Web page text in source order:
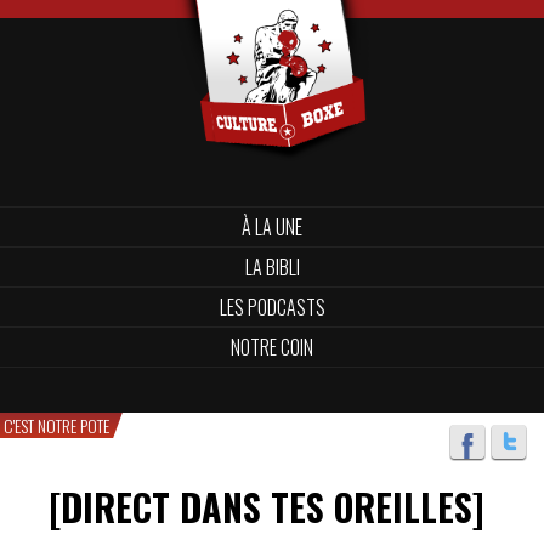
À LA UNE
LA BIBLI
LES PODCASTS
NOTRE COIN
C'EST NOTRE POTE
[DIRECT DANS TES OREILLES]